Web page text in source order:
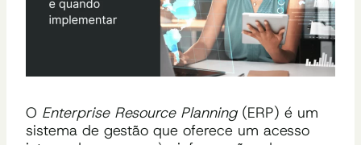
O Enterprise Resource Planning(ERP) é um
sistema de gestão que oferece um acesso